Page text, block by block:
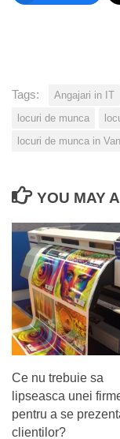
Tags: Angajari in IT
locuri de munca
locuri de munca in
YOU MAY
Ce nu trebuie sa
lipseasca unei
pentru a se
clientilor?